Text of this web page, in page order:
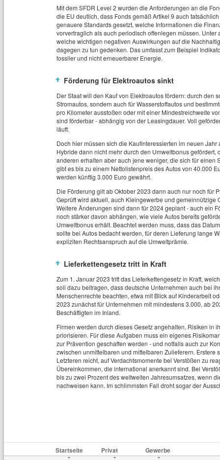
Mit dem SFDR Level 2 wurden die Anforderungen an die
die EU deutlich, dass Fonds gemäß Artikel 9 auch
genauere Standards gesetzt, welche Informationen die
vorvertraglich als auch periodisch offenlegen müssen.
welche wichtigen negativen Auswirkungen auf die
dagegen zu tun gedenken. Das umfasst zum Beispiel
fossiler und nicht erneuerbarer Energie.
Förderung für Elektroautos sinkt
Der Staat will den Kauf von Elektroautos fördern: durch den
Stromautos, sondern auch für Wasserstoffautos und
pro Kilometer ausstoßen oder mit einer Mindestreichweite
sind förderbar - abhängig von der Leasingdauer. Voll
läuft.
Doch hier müssen sich die Kaufinteressierten im neuen
Hybride dann nicht mehr durch den Umweltbonus
anderen erhalten aber auch jene weniger, die sich für einen
gibt es bis zu einem Nettolistenpreis des Autos von 40.000
werden künftig 3.000 Euro gewährt.
Die Förderung gilt ab Oktober 2023 dann auch nur noch für
Geprüft wird aktuell, auch Kleingewerbe und
Weitere Änderungen sind dann für 2024 geplant - auch ein
noch stärker davon abhängen, wie viele Autos bereits
Umweltbonus erhält. Beachtet werden muss, dass das
sollte bei Autos bedacht werden, für deren Lieferung lange
expliziten Rechtsanspruch auf die Umweltprämie.
Lieferkettengesetz tritt in Kraft
Zum 1. Januar 2023 tritt das Lieferkettengesetz in Kraft,
soll dazu beitragen, dass deutsche Unternehmen auch bei
Menschenrechte beachten, etwa mit Blick auf Kinderarbeit
2023 zunächst für Unternehmen mit mindestens 3.000, ab
Beschäftigten im Inland.
Firmen werden durch dieses Gesetz angehalten, Risiken in
priorisieren. Für diese Aufgaben muss ein eigenes
zur Prävention geschaffen werden - und notfalls auch zur
zwischen unmittelbaren und mittelbaren Zulieferern.
Letzteren reicht, auf Verdachtsmomente bei Verstößen zu
Übereinkommen, die international anerkannt sind. Bei
bis zu zwei Prozent des weltweiten Jahresumsatzes, wenn
nachweisen kann. Im schlimmsten Fall droht sogar der
Startseite Privat Gewerbe